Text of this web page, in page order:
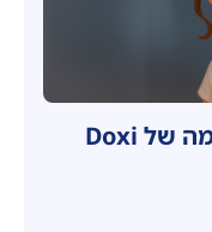
דידי 2.0 – סוכנת ה-AI החכמה של Doxi